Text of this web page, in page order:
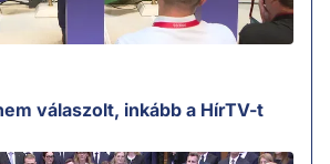
válaszolt, inkább a HírTV-t